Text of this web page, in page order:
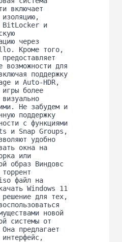
включает
изоляцию,
BitLocker и
через
Кроме того,
возможности для
поддержку
и Auto-HDR,
более
Не забудем и
поддержку
с функциями
и Snap Groups,
удобно
окна на
или
образ Виндовс
файл на
Windows 11
для тех,
новой
системы от
предлагает
интерфейс,